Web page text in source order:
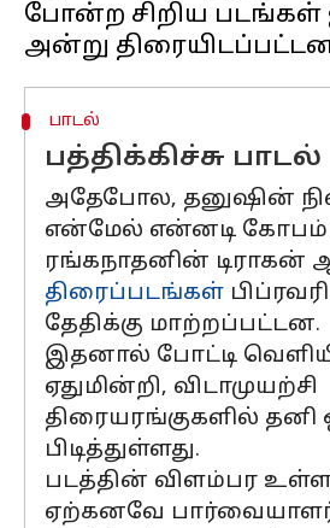
போன்ற சிறிய படங்கள்
பாடல்
பத்திக்கிச்சு பாடல்
அதேபோல, தனுஷின்
என்மேல் என்னடி கோபம்
ரங்கநாதனின் டிராகன்
திரைப்படங்கள்
தேதிக்கு மாற்றப்பட்டன.
இதனால் போட்டி
ஏதுமின்றி, விடாமுயற்சி
திரையரங்குகளில்
பிடித்துள்ளது.
படத்தின் விளம்பர
ஏற்கனவே